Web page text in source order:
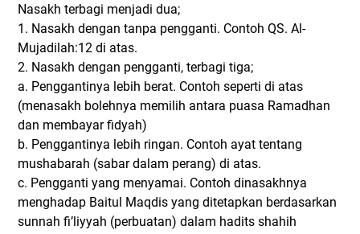
Nasakh terbagi menjadi dua;
1. Nasakh dengan tanpa pengganti. Contoh QS. Al-
Mujadilah:12 di atas.
2. Nasakh dengan pengganti, terbagi tiga;
a. Penggantinya lebih berat. Contoh seperti di atas
(menasakh bolehnya memilih antara puasa Ramadhan
dan membayar fidyah)
b. Penggantinya lebih ringan. Contoh ayat tentang
mushabarah (sabar dalam perang) di atas.
c. Pengganti yang menyamai. Contoh dinasakhnya
menghadap Baitul Maqdis yang ditetapkan berdasarkan
sunnah fi’liyyah (perbuatan) dalam hadits shahih